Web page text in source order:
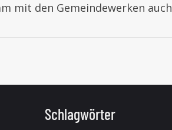
mit den Gemeindewerken auch
Schlagwörter